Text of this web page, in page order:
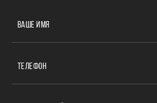
ВАШЕ ИМЯ
ТЕЛЕФОН